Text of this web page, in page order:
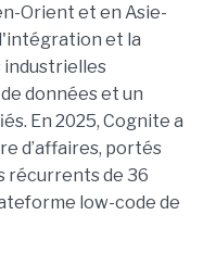
Orient et en Asie-
et la
industrielles
données et un
En 2025, Cognite a
d’affaires, portés
récurrents de 36
low-code de